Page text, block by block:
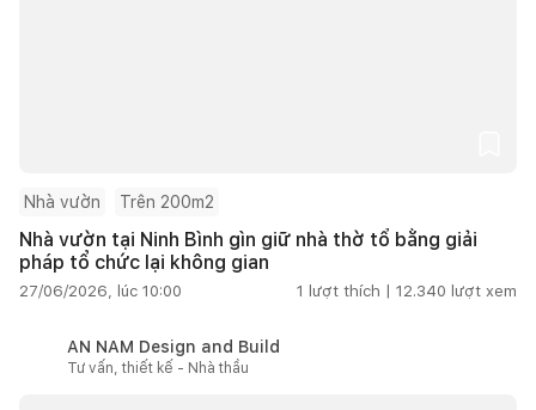
Nhà vườn Trên 200m2
Nhà vườn tại Ninh Bình gìn giữ nhà thờ tổ bằng giải
pháp tổ chức lại không gian
27/06/2026, lúc 10:00 1 lượt thích | 12.340 lượt xem
AN NAM Design and Build
Tư vấn, thiết kế - Nhà thầu